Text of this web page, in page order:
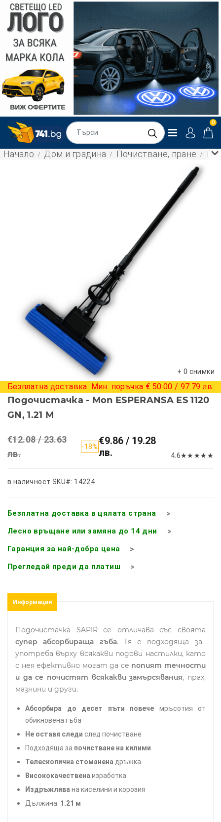
0
Начало Дом и градина Почистване, пране
+ 0 снимки
Безплатна доставка. Мин. поръчка € 50.00 / 97.79 лв.
Подочистачка - Моп ESPERANSA ES 1120
GN, 1.21 М
€12.08 / 23.63
лв.
-18%€9.86 / 19.28
лв.
4.6★★ ★★ ★
в наличност SKU#: 14224
Безплатна доставка в цялата страна
Лесно връщане или замяна до 14 дни
Гаранция за най-добра цена
Прегледай преди да платиш
Информация
Подочистачка SAPIR се отличава със своята
супер абсорбираща гъба. Тя е подходяща за
употреба върху всякакви подови настилки, като
с нея ефективно могат да се попият течности
и да се почистят всякакви замърсявания, прах,
мазнини и други.
Абсорбира до десет пъти повече мръсотия от
обикновена гъба
Не оставя следи след почистване
Подходяща за почистване на килими
Телескопична стоманена дръжка
Висококачествена изработка
Издръжлива на киселини и корозия
Дължина: 1.21 м